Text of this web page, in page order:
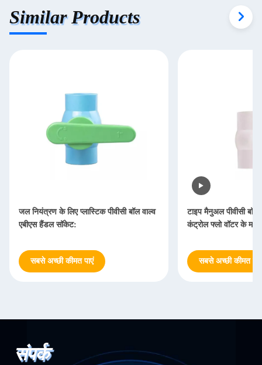
Similar Products
जल नियंत्रण के लिए प्लास्टिक पीवीसी बॉल वाल्व
एबीएस हैंडल सॉकेट:
सबसे अच्छी कीमत पाएं
टाइप मैनुअल पीवीसी बॉल
कंट्रोल फ्लो वॉटर के
सबसे अच्छी कीमत पाएं
संपर्क